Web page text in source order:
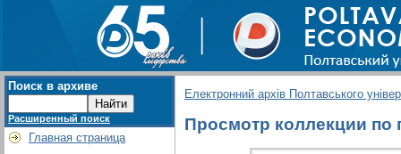
Поиск в архиве
Расширенный поиск
Главная страница
Електронний архів Полтавського
Просмотр коллекции по